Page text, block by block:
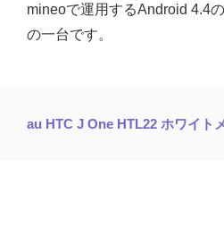
mineoで運用するAndroid 4.4
の一台です。
au HTC J One HTL22 ホワイト